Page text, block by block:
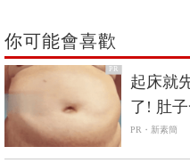
你可能會喜歡
PR
起床就
了! 肚子
PR・新素簡